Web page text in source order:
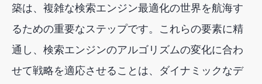
築は、複雑な検索エンジン最適化の世界を航海す
るための重要なステップです。これらの要素に精
通し、検索エンジンのアルゴリズムの変化に合わ
せて戦略を適応させることは、ダイナミックなデ